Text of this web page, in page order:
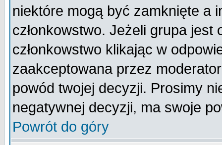
niektóre mogą być zamknięte a
członkowstwo. Jeżeli grupa
członkowstwo klikając w
zaakceptowana przez
powód twojej decyzji. Prosimy
negatywnej decyzji, ma swoje
Powrót do góry